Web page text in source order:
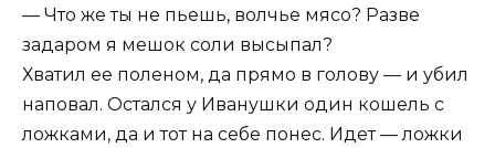
— Что же ты не пьешь, волчье мясо? Разве
задаром я мешок соли высыпал?
Хватил ее поленом, да прямо в голову — и убил
наповал. Остался у Иванушки один кошель с
ложками, да и тот на себе понес. Идет — ложки